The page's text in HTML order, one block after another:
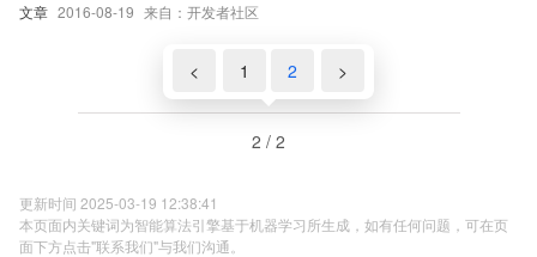
文章 2016-08-19 来自：开发者社区
< 1 2 >
2 / 2
更新时间 2025-03-19 12:38:41
本页面内关键词为智能算法引擎基于机器学习所生成，如有任何问题，可在页
面下方点击"联系我们"与我们沟通。